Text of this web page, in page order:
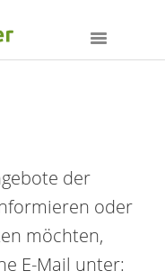
der
oder
möchten,
E-Mail unter: